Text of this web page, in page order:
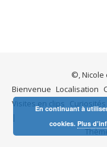
©, Nicole
Bienvenue Localisation
Visites en clips Curiosités
En continuant à
cookies.Plus